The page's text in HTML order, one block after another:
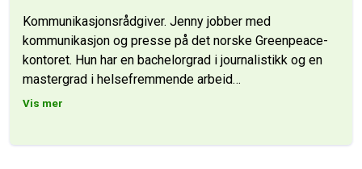
Kommunikasjonsrådgiver. Jenny jobber med
kommunikasjon og presse på det norske Greenpeace-
kontoret. Hun har en bachelorgrad i journalistikk og en
mastergrad i helsefremmende arbeid…
Vis mer